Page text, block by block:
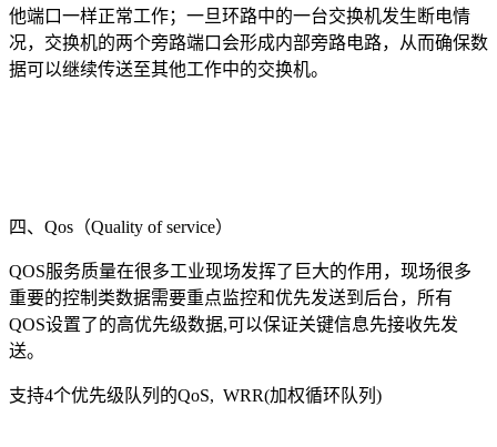
他端口一样正常工作；一旦环路中的一台交换机发生断电情
况，交换机的两个旁路端口会形成内部旁路电路，从而确保数
据可以继续传送至其他工作中的交换机。
四、Qos（Quality of service）
QOS服务质量在很多工业现场发挥了巨大的作用，现场很多
重要的控制类数据需要重点监控和优先发送到后台，所有
QOS设置了的高优先级数据,可以保证关键信息先接收先发
送。
支持4个优先级队列的QoS, WRR(加权循环队列)